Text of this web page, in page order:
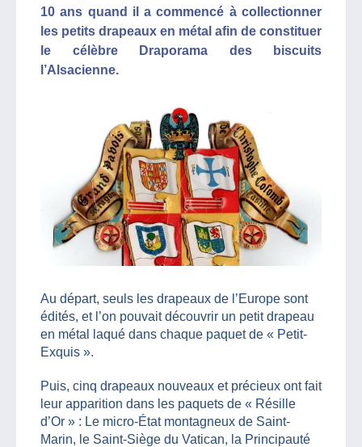
10 ans quand il a commencé à collectionner
les petits drapeaux en métal afin de constituer
le célèbre Draporama des biscuits
l’Alsacienne.
Au départ, seuls les drapeaux de l’Europe sont
édités, et l’on pouvait découvrir un petit drapeau
en métal laqué dans chaque paquet de « Petit-
Exquis ».
Puis, cinq drapeaux nouveaux et précieux ont fait
leur apparition dans les paquets de « Résille
d’Or » : Le micro-État montagneux de Saint-
Marin, le Saint-Siège du Vatican, la Principauté